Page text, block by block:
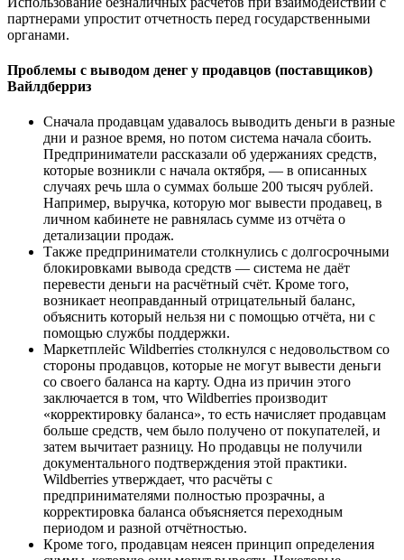
партнерами упростит отчетность перед государственными
органами.
Проблемы с выводом денег у продавцов (поставщиков)
Вайлдберриз
Сначала продавцам удавалось выводить деньги в разные
дни и разное время, но потом система начала сбоить.
Предприниматели рассказали об удержаниях средств,
которые возникли с начала октября, — в описанных
случаях речь шла о суммах больше 200 тысяч рублей.
Например, выручка, которую мог вывести продавец, в
личном кабинете не равнялась сумме из отчёта о
детализации продаж.
Также предприниматели столкнулись с долгосрочными
блокировками вывода средств — система не даёт
перевести деньги на расчётный счёт. Кроме того,
возникает неоправданный отрицательный баланс,
объяснить который нельзя ни с помощью отчёта, ни с
помощью службы поддержки.
Маркетплейс Wildberries столкнулся с недовольством со
стороны продавцов, которые не могут вывести деньги
со своего баланса на карту. Одна из причин этого
заключается в том, что Wildberries производит
«корректировку баланса», то есть начисляет продавцам
больше средств, чем было получено от покупателей, и
затем вычитает разницу. Но продавцы не получили
документального подтверждения этой практики.
Wildberries утверждает, что расчёты с
предпринимателями полностью прозрачны, а
корректировка баланса объясняется переходным
периодом и разной отчётностью.
Кроме того, продавцам неясен принцип определения